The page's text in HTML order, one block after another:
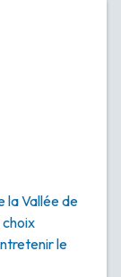
la Vallée de
le